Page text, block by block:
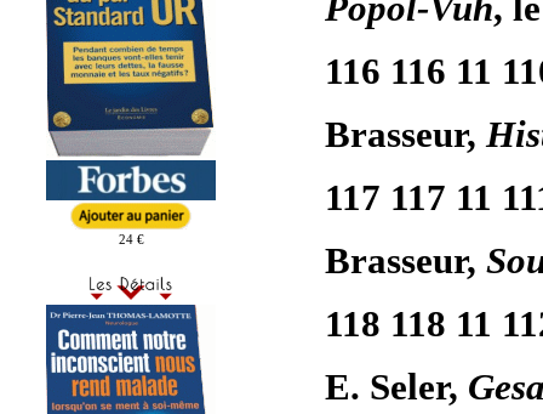
24 €
116 116 11
Brasseur,
117 117 11
Brasseur,
118 118 11
E. Seler,